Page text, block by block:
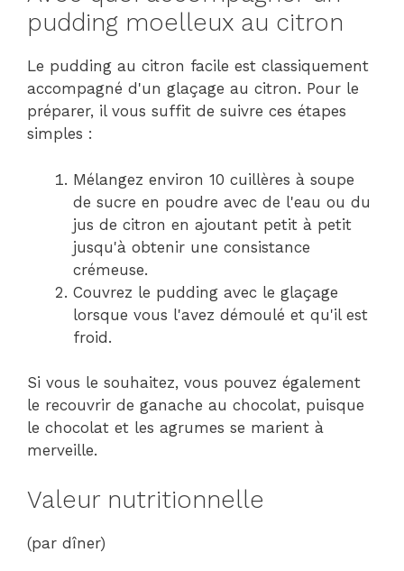
pudding moelleux au citron
Le pudding au citron facile est classiquement
accompagné d'un glaçage au citron. Pour le
préparer, il vous suffit de suivre ces étapes
simples :
Mélangez environ 10 cuillères à soupe
de sucre en poudre avec de l'eau ou du
jus de citron en ajoutant petit à petit
jusqu'à obtenir une consistance
crémeuse.
Couvrez le pudding avec le glaçage
lorsque vous l'avez démoulé et qu'il est
froid.
Si vous le souhaitez, vous pouvez également
le recouvrir de ganache au chocolat, puisque
le chocolat et les agrumes se marient à
merveille.
Valeur nutritionnelle
(par dîner)